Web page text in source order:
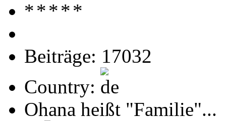
Beiträge: 17032
Country:
Ohana heißt "Familie"...